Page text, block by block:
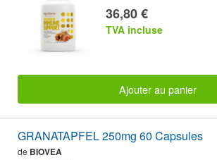
36,80 €
TVA incluse
Ajouter au panier
GRANATAPFEL 250mg 60 Capsules
de BIOVEA